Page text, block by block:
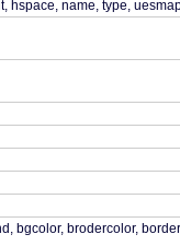
hspace, name, type,
bgcolor, brodercolor,